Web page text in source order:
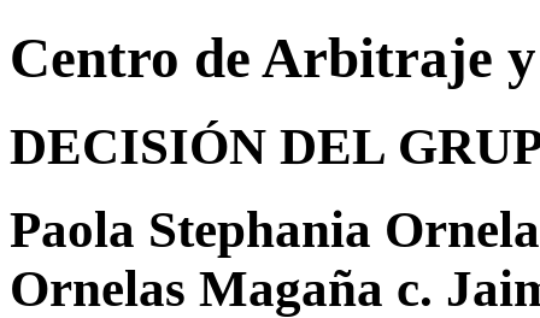
Centro de Arbitraje
DECISIÓN DEL
Paola Stephania
Ornelas Magaña c.